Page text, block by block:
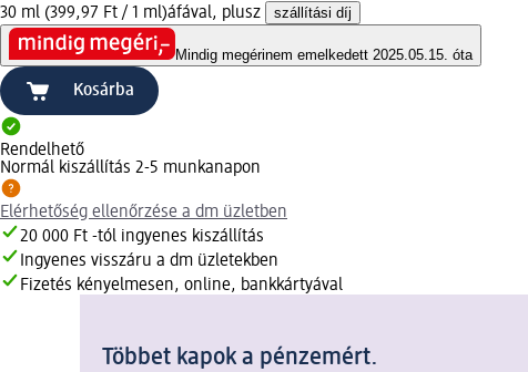
30 ml (399,97 Ft / 1 ml)áfával, plusz szállítási díj
Mindig megérinem emelkedett 2025.05.15. óta
Kosárba
Rendelhető
Normál kiszállítás 2-5 munkanapon
Elérhetőség ellenőrzése a dm üzletben
20 000 Ft -tól ingyenes kiszállítás
Ingyenes visszáru a dm üzletekben
Fizetés kényelmesen, online, bankkártyával
Többet kapok a pénzemért.